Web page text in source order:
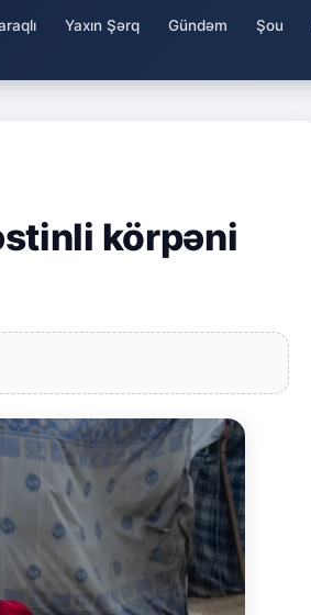
Yaxın Şərq Gündəm Şou
körpəni